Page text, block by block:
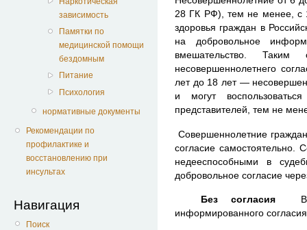
зависимость
Памятки по
медицинской помощи
бездомным
Питание
Психология
нормативные документы
Рекомендации по
профилактике и
восстановлению при
инсультах
Навигация
Поиск
28 ГК РФ), тем не менее, с
здоровья граждан в
на добровольное
вмешательство.
несовершеннолетнего
лет до 18 лет —
и могут
представителей, тем не
Совершеннолетние
согласие самостоятельно.
недееспособными в
добровольное согласие
Без согласия
информированного